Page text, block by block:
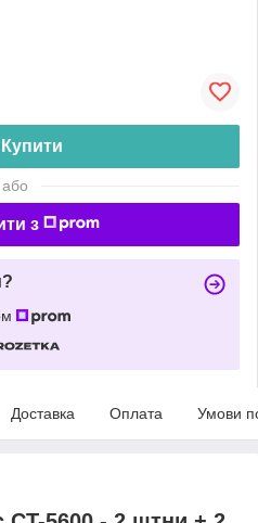
Купити
або
з
Доставка Оплата Умови